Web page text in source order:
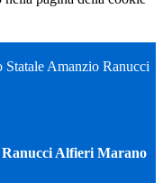
Amanzio Ranucci
Alfieri Marano